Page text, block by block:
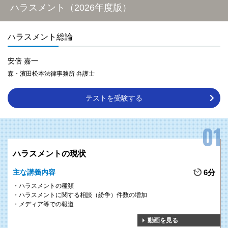
総合的に学ぶ
身近な事例を用いた、
ロジカルで分かりやすい解説
ハラスメントは、日常のあらゆるシーンに潜んでいるものの、自分が
この研修では、抽象的なハラスメントという言葉を、
法令等に照らし
ながらロジカルに解説。さらに、ハラスメントに該当する行動や発言
を具体的に、ひとつひとつチェックすることによって、知らぬ間に加
害者になることを防止します。
POINT 2
事業体に求められる法的責任について、
関係法令を紐解きながら解説
2020年6月より大企業の義務とされた「パワハラ防止対策」をはじ
や労働施策総合推進法その他法令、各種通達、政府のガイドライン、
ハラスメント（2026年度版）
ハラスメント総論
安倍 嘉一
森・濱田松本法律事務所 弁護士
テストを受験する
ハラスメントの現状
主な講義内容 6分
ハラスメントの種類
ハラスメントに関する相談（紛争）件数の増加
メディア等での報道
動画を見る